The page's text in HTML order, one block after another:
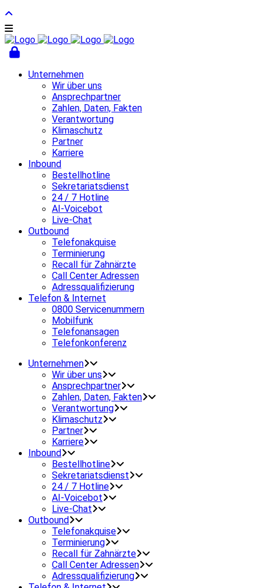
Unternehmen
Wir über uns
Ansprechpartner
Zahlen, Daten, Fakten
Verantwortung
Klimaschutz
Partner
Karriere
Inbound
Bestellhotline
Sekretariatsdienst
24 / 7 Hotline
AI-Voicebot
Live-Chat
Outbound
Telefonakquise
Terminierung
Recall für Zahnärzte
Call Center Adressen
Adressqualifizierung
Telefon & Internet
0800 Servicenummern
Mobilfunk
Telefonansagen
Telefonkonferenz
Unternehmen
Wir über uns
Ansprechpartner
Zahlen, Daten, Fakten
Verantwortung
Klimaschutz
Partner
Karriere
Inbound
Bestellhotline
Sekretariatsdienst
24 / 7 Hotline
AI-Voicebot
Live-Chat
Outbound
Telefonakquise
Terminierung
Recall für Zahnärzte
Call Center Adressen
Adressqualifizierung